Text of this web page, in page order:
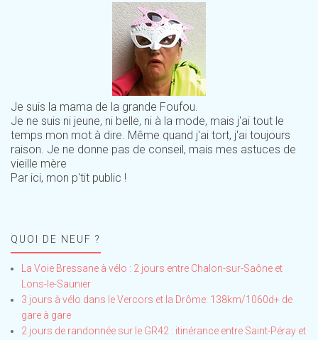
Je suis la mama de la grande Foufou.
Je ne suis ni jeune, ni belle, ni à la mode, mais j'ai tout le
temps mon mot à dire. Même quand j'ai tort, j'ai toujours
raison. Je ne donne pas de conseil, mais mes astuces de
vieille mère
Par ici, mon p'tit public !
QUOI DE NEUF ?
La Voie Bressane à vélo : 2 jours entre Chalon-sur-Saône et
Lons-le-Saunier
3 jours à vélo dans le Vercors et la Drôme: 138km/1060d+ de
gare à gare
2 jours de randonnée sur le GR42 : itinérance entre Saint-Péray et